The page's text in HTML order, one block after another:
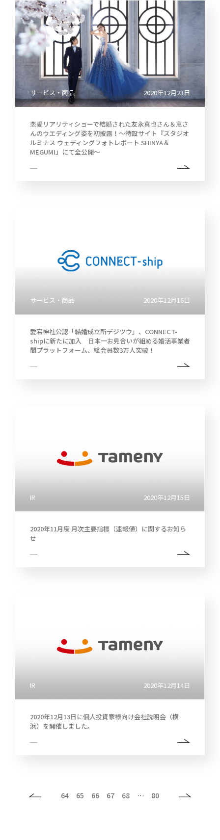
サービス・商品 2020年12月23日
恋愛リアリティショーで結婚された友永真也さん＆恵さ
んのウエディング姿を初披露！～特設サイト『スタジオ
ルミナス ウェディングフォトレポート SHINYA＆
MEGUMI』にて全公開～
サービス・商品 2020年12月16日
愛宕神社公認「結婚成立所デジツウ」、CONNECT-
shipに新たに加入 日本一お見合いが組める婚活事業者
間プラットフォーム、総会員数3万人突破！
IR 2020年12月15日
2020年11月度 月次主要指標（速報値）に関するお知ら
せ
IR 2020年12月14日
2020年12月13日に個人投資家様向け会社説明会（横
浜）を開催しました。
64 65 66 67 68 … 80